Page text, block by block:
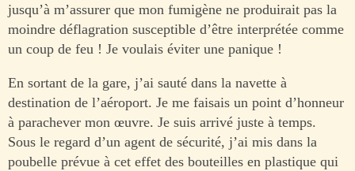
jusqu’à m’assurer que mon fumigène ne produirait pas la
moindre déflagration susceptible d’être interprétée comme
un coup de feu ! Je voulais éviter une panique !
En sortant de la gare, j’ai sauté dans la navette à
destination de l’aéroport. Je me faisais un point d’honneur
à parachever mon œuvre. Je suis arrivé juste à temps.
Sous le regard d’un agent de sécurité, j’ai mis dans la
poubelle prévue à cet effet des bouteilles en plastique qui